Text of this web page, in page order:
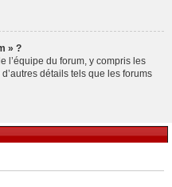
» ?
l’équipe du forum, y compris les
détails tels que les forums